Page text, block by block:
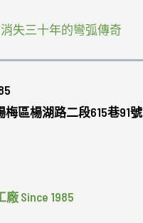
失三十年的彎弧傳奇
區楊湖路二段615巷91號
廠 Since 1985